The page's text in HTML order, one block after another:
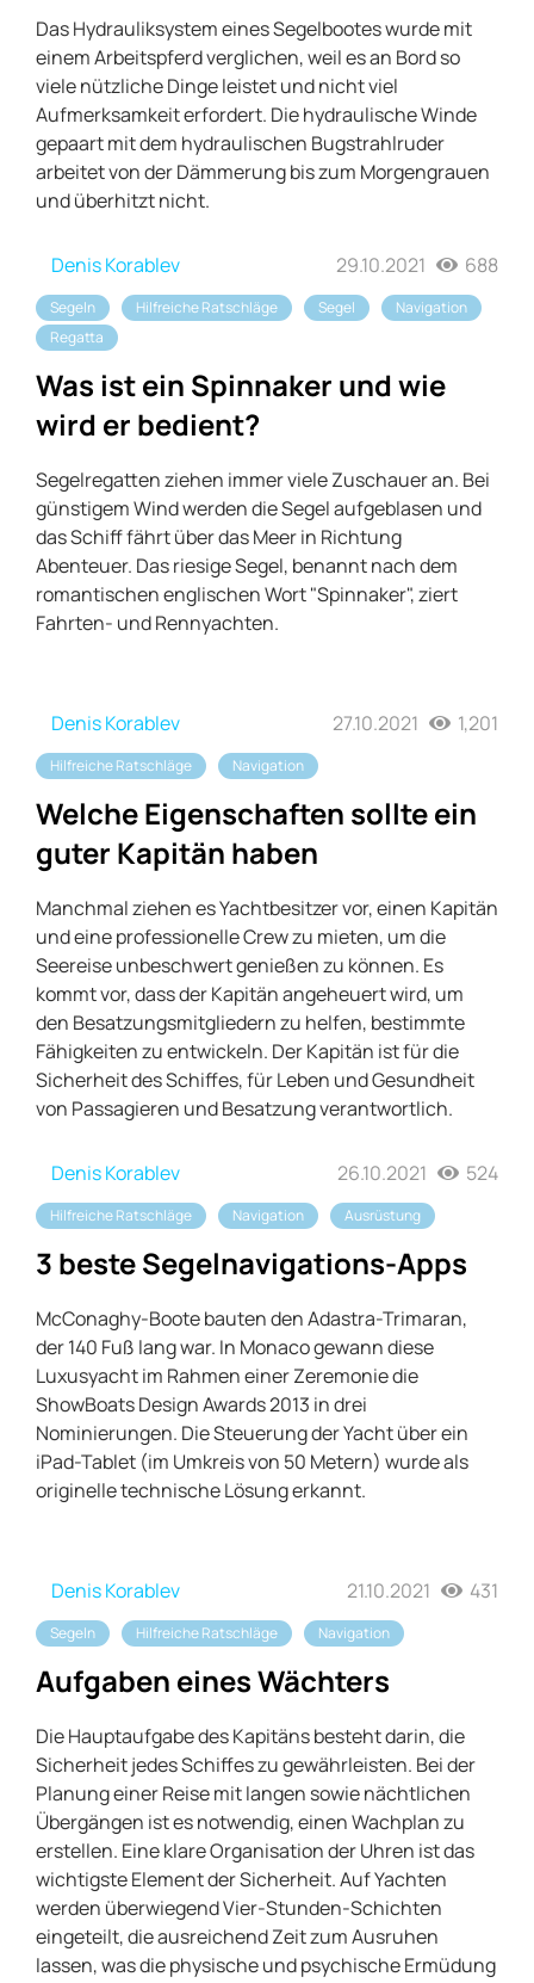
Das Hydrauliksystem eines Segelbootes wurde mit
einem Arbeitspferd verglichen, weil es an Bord so
viele nützliche Dinge leistet und nicht viel
Aufmerksamkeit erfordert. Die hydraulische Winde
gepaart mit dem hydraulischen Bugstrahlruder
arbeitet von der Dämmerung bis zum Morgengrauen
und überhitzt nicht.
Denis Korablev 29.10.2021 688
Segeln Hilfreiche Ratschläge Segel
Navigation
Regatta
Was ist ein Spinnaker und wie
wird er bedient?
Segelregatten ziehen immer viele Zuschauer an. Bei
günstigem Wind werden die Segel aufgeblasen und
das Schiff fährt über das Meer in Richtung
Abenteuer. Das riesige Segel, benannt nach dem
romantischen englischen Wort "Spinnaker", ziert
Fahrten- und Rennyachten.
Denis Korablev 27.10.2021 1,201
Hilfreiche Ratschläge Navigation
Welche Eigenschaften sollte ein
guter Kapitän haben
Manchmal ziehen es Yachtbesitzer vor, einen Kapitän
und eine professionelle Crew zu mieten, um die
Seereise unbeschwert genießen zu können. Es
kommt vor, dass der Kapitän angeheuert wird, um
den Besatzungsmitgliedern zu helfen, bestimmte
Fähigkeiten zu entwickeln. Der Kapitän ist für die
Sicherheit des Schiffes, für Leben und Gesundheit
von Passagieren und Besatzung verantwortlich.
Denis Korablev 26.10.2021 524
Hilfreiche Ratschläge Navigation Ausrüstung
3 beste Segelnavigations-Apps
McConaghy-Boote bauten den Adastra-Trimaran,
der 140 Fuß lang war. In Monaco gewann diese
Luxusyacht im Rahmen einer Zeremonie die
ShowBoats Design Awards 2013 in drei
Nominierungen. Die Steuerung der Yacht über ein
iPad-Tablet (im Umkreis von 50 Metern) wurde als
originelle technische Lösung erkannt.
Denis Korablev 21.10.2021 431
Segeln Hilfreiche Ratschläge Navigation
Aufgaben eines Wächters
Die Hauptaufgabe des Kapitäns besteht darin, die
Sicherheit jedes Schiffes zu gewährleisten. Bei der
Planung einer Reise mit langen sowie nächtlichen
Übergängen ist es notwendig, einen Wachplan zu
erstellen. Eine klare Organisation der Uhren ist das
wichtigste Element der Sicherheit. Auf Yachten
werden überwiegend Vier-Stunden-Schichten
eingeteilt, die ausreichend Zeit zum Ausruhen
lassen, was die physische und psychische Ermüdung